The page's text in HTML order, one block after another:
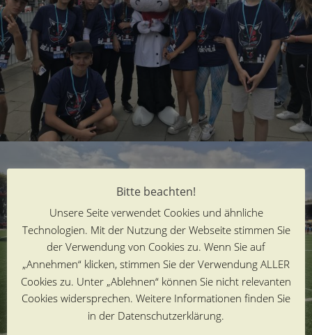
Bitte beachten!
Unsere Seite verwendet Cookies und ähnliche
Technologien. Mit der Nutzung der Webseite stimmen Sie
der Verwendung von Cookies zu. Wenn Sie auf
„Annehmen“ klicken, stimmen Sie der Verwendung ALLER
Cookies zu. Unter „Ablehnen“ können Sie nicht relevanten
Cookies widersprechen. Weitere Informationen finden Sie
in der Datenschutzerklärung.